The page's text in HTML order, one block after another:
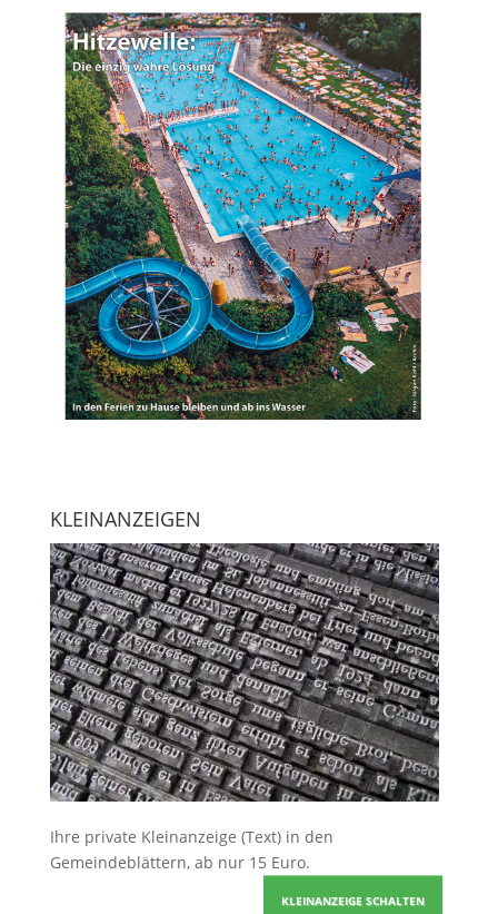
KLEINANZEIGEN
Ihre private Kleinanzeige (Text) in den
Gemeindeblättern, ab nur 15 Euro.
KLEINANZEIGE SCHALTEN